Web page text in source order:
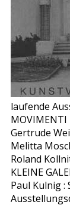
laufende
MOVIMENTI
Gertrude
Melitta
Roland
KLEINE
Paul Kulnig :